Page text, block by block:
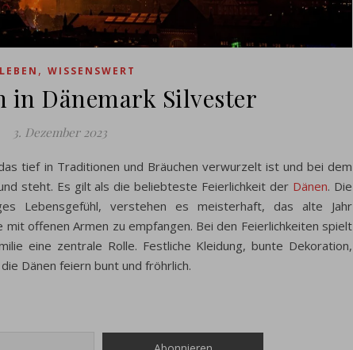
, WISSENSWERT
in Dänemark Silvester
3. Dezember 2023
tief in Traditionen und Bräuchen verwurzelt ist und bei dem
steht. Es gilt als die beliebteste Feierlichkeit der Dänen. Die
Lebensgefühl, verstehen es meisterhaft, das alte Jahr
offenen Armen zu empfangen. Bei den Feierlichkeiten spielt
eine zentrale Rolle. Festliche Kleidung, bunte Dekoration,
Dänen feiern bunt und fröhrlich.